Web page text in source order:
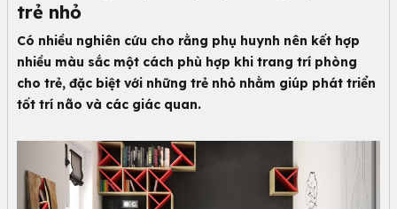
trẻ nhỏ
Có nhiều nghiên cứu cho rằng phụ huynh nên kết hợp
nhiều màu sắc một cách phù hợp khi trang trí phòng
cho trẻ, đặc biệt với những trẻ nhỏ nhằm giúp phát triển
tốt trí não và các giác quan.